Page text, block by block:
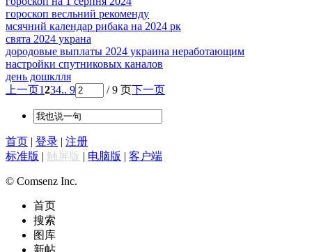
гороскоп весльний рекоменду
мсячний календар рибака на 2024 рк
свята 2024 украна
дородовые выплаты 2024 украина неработающим
настройки спутниковых каналов
день дошклля
上一页 1234.. 9 / 9 页 下一页
首页 登录
注册
标准版
触屏版 电脑版 客户端
© Comsenz Inc.
首页
搜索
图库